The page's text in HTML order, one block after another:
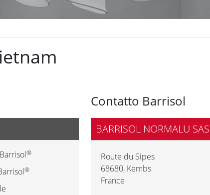
®
®
Contatto Barrisol
BARRISOL NORMALU SAS
Route du Sipes
68680, Kembs
France